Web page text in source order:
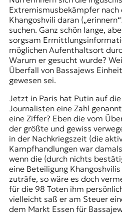
Extremismusbekämpfer nach
Khangoshvili daran
suchen. Ganz schön lange,
sorgsam
möglichen Aufenthaltsort
Warum er gesucht wurde?
Überfall von Bassajews
gewesen sei.
Jetzt in Paris hat Putin auf
Journalisten eine Zahl
eine Ziffer? Eben die vom
der größte und gewiss
in der Nachkriegszeit (die
Kampfhandlungen war
wenn die (durch nichts
eine Beteiligung
zuträfe, so wäre es doch
für die 98 Toten ihm
vielleicht saß er am Steuer
dem Markt Essen für